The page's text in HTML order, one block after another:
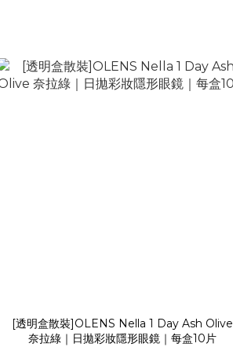
[透明盒散裝]OLENS Nella 1 Day Ash Olive
奈拉綠｜日拋彩妝隱形眼鏡｜每盒10片